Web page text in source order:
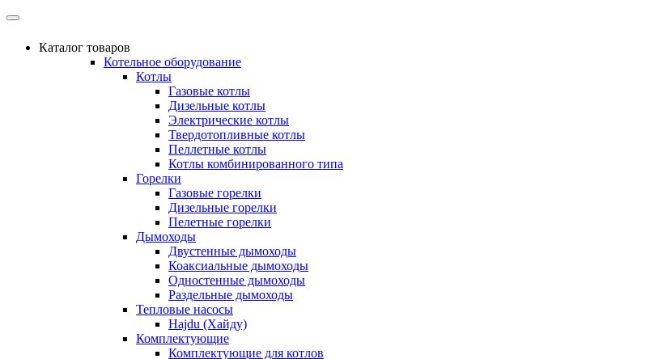
Каталог товаров
Котельное оборудование
Котлы
Газовые котлы
Дизельные котлы
Электрические котлы
Твердотопливные котлы
Пеллетные котлы
Котлы комбинированного типа
Горелки
Газовые горелки
Дизельные горелки
Пелетные горелки
Дымоходы
Двустенные дымоходы
Коаксиальные дымоходы
Одностенные дымоходы
Раздельные дымоходы
Тепловые насосы
Hajdu (Хайду)
Комплектующие
Комплектующие для котлов